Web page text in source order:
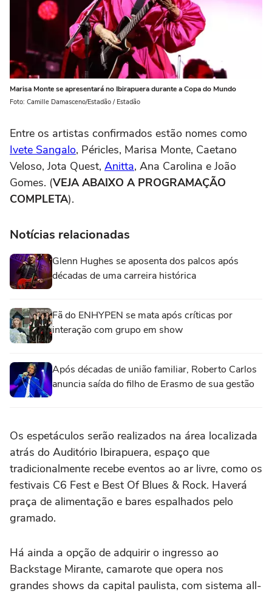
Marisa Monte se apresentará no Ibirapuera durante a Copa do Mundo
Foto: Camille Damasceno/Estadão / Estadão
Entre os artistas confirmados estão nomes como
Ivete Sangalo, Péricles, Marisa Monte, Caetano
Veloso, Jota Quest, Anitta, Ana Carolina e João
Gomes. (VEJA ABAIXO A PROGRAMAÇÃO
COMPLETA).
Notícias relacionadas
Glenn Hughes se aposenta dos palcos após
décadas de uma carreira histórica
Fã do ENHYPEN se mata após críticas por
interação com grupo em show
Após décadas de união familiar, Roberto Carlos
anuncia saída do filho de Erasmo de sua gestão
Os espetáculos serão realizados na área localizada
atrás do Auditório Ibirapuera, espaço que
tradicionalmente recebe eventos ao ar livre, como os
festivais C6 Fest e Best Of Blues & Rock. Haverá
praça de alimentação e bares espalhados pelo
gramado.
Há ainda a opção de adquirir o ingresso ao
Backstage Mirante, camarote que opera nos
grandes shows da capital paulista, com sistema all-